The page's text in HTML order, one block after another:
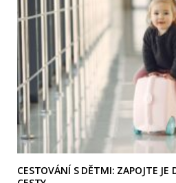
CESTOVÁNÍ S DĚTMI: ZAPOJTE JE